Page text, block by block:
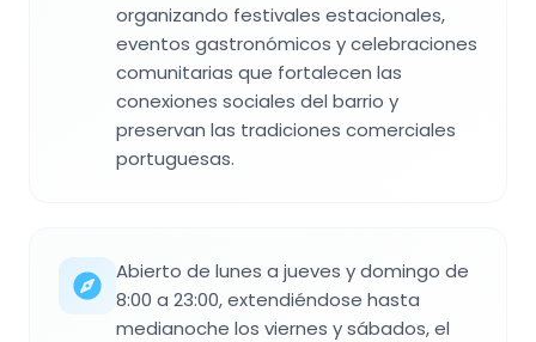
organizando festivales estacionales,
eventos gastronómicos y celebraciones
comunitarias que fortalecen las
conexiones sociales del barrio y
preservan las tradiciones comerciales
portuguesas.
Abierto de lunes a jueves y domingo de
8:00 a 23:00, extendiéndose hasta
medianoche los viernes y sábados, el